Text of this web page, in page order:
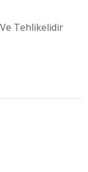
Ve Tehlikelidir